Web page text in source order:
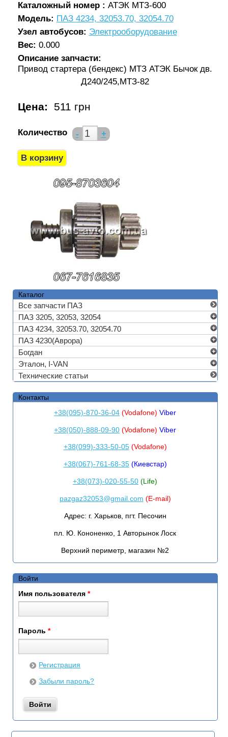
Каталожный номер : АТЭК МТЗ-600
Модель: ПАЗ 4234, 32053.70, 32054.70
Узел автобусов: Электрооборудование
Вес: 0.000
Описание запчасти:
Привод стартера (бендекс) МТЗ АТЭК Бычок дв.
Д240/245,МТЗ-82
Цена: 511 грн
Количество - +
Каталог
Все запчасти ПАЗ
ПАЗ 3205, 32053, 32054
ПАЗ 4234, 32053.70, 32054.70
ПАЗ 4230(Аврора)
Богдан
Эталон, I-VAN
Технические статьи
Контакты
+38(095)-870-36-04 (Vodafone)Viber
+38(050)-888-09-90 (Vodafone)Viber
+38(099)-333-50-05(Vodafone)
+38(067)-761-68-35(Киевстар)
+38(073)-020-55-50 (Life)
pazgaz32053@gmail.com (E-mail)
Адрес: г. Харьков, пгт. Песочин
пл. Ю. Кононенко, 1 Авторынок Лоск
Верхний периметр, магазин №2
Войти
Имя пользователя *
Пароль *
Регистрация
Забыли пароль?